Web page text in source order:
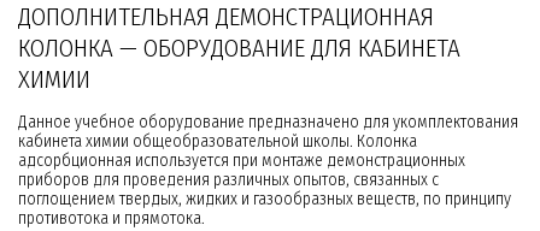
ДОПОЛНИТЕЛЬНАЯ ДЕМОНСТРАЦИОННАЯ
КОЛОНКА — ОБОРУДОВАНИЕ ДЛЯ КАБИНЕТА
ХИМИИ
Данное учебное оборудование предназначено для укомплектования
кабинета химии общеобразовательной школы. Колонка
адсорбционная используется при монтаже демонстрационных
приборов для проведения различных опытов, связанных с
поглощением твердых, жидких и газообразных веществ, по принципу
противотока и прямотока.